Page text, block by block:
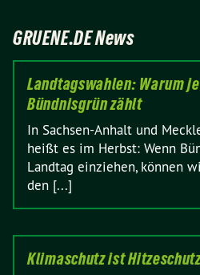
GRUENE.DE News
Landtagswahlen: Warum
Bündnisgrün zählt
In Sachsen-Anhalt und
heißt es im Herbst: Wenn
Landtag einziehen, können
den [...]
Klimaschutz ist